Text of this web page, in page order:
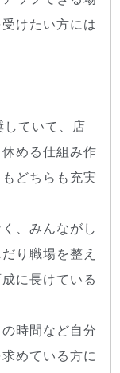
けたい方には
していて、店
める仕組み作
どちらも充実
、みんながし
り職場を整え
に長けている
時間など自分
めている方に